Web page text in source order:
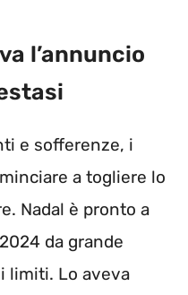
l’annuncio
e sofferenze, i
a togliere lo
Nadal è pronto a
da grande
limiti. Lo aveva